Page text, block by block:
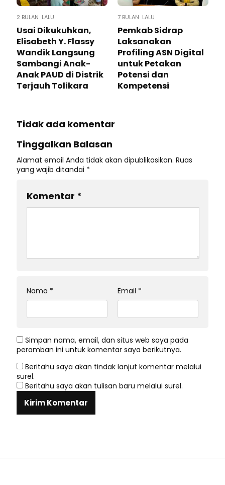
2 BULAN LALU
Usai Dikukuhkan,
Elisabeth Y. Flassy
Wandik Langsung
Sambangi Anak-
Anak PAUD di Distrik
Terjauh Tolikara
7 BULAN LALU
Pemkab Sidrap
Laksanakan
Profiling ASN Digital
untuk Petakan
Potensi dan
Kompetensi
Tidak ada komentar
Tinggalkan Balasan
Alamat email Anda tidak akan dipublikasikan. Ruas
yang wajib ditandai *
Komentar *
Nama * Email *
Simpan nama, email, dan situs web saya pada
peramban ini untuk komentar saya berikutnya.
Beritahu saya akan tindak lanjut komentar melalui
surel.
Beritahu saya akan tulisan baru melalui surel.